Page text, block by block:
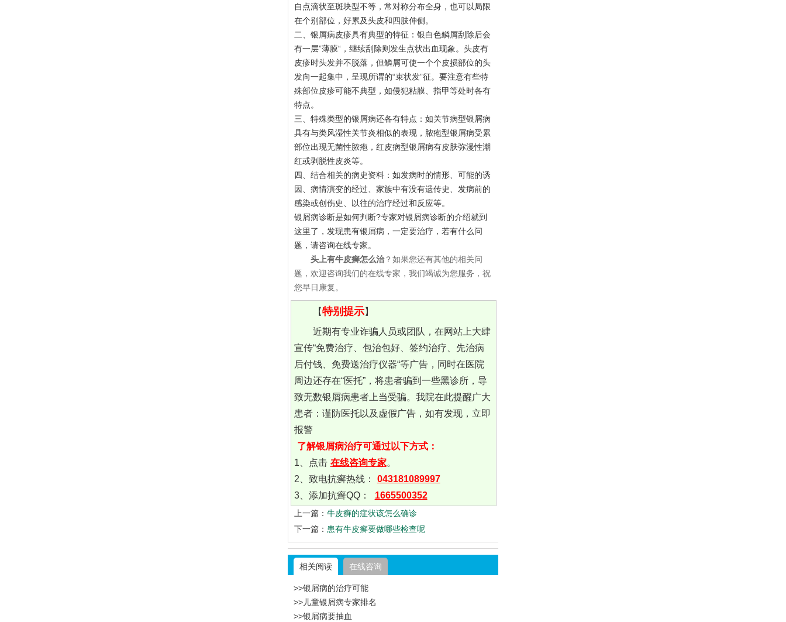
自点滴状至斑块型不等，常对称分布全身，也可以局限
在个别部位，好累及头皮和四肢伸侧。
二、银屑病皮疹具有典型的特征：银白色鳞屑刮除后会
有一层”薄膜“，继续刮除则发生点状出血现象。头皮有
皮疹时头发并不脱落，但鳞屑可使一个个皮损部位的头
发向一起集中，呈现所谓的“束状发”征。要注意有些特
殊部位皮疹可能不典型，如侵犯粘膜、指甲等处时各有
特点。
三、特殊类型的银屑病还各有特点：如关节病型银屑病
具有与类风湿性关节炎相似的表现，脓疱型银屑病受累
部位出现无菌性脓疱，红皮病型银屑病有皮肤弥漫性潮
红或剥脱性皮炎等。
四、结合相关的病史资料：如发病时的情形、可能的诱
因、病情演变的经过、家族中有没有遗传史、发病前的
感染或创伤史、以往的治疗经过和反应等。
银屑病诊断是如何判断?专家对银屑病诊断的介绍就到
这里了，发现患有银屑病，一定要治疗，若有什么问
题，请咨询在线专家。
头上有牛皮癣怎么治？如果您还有其他的相关问
题，欢迎咨询我们的在线专家，我们竭诚为您服务，祝
您早日康复。
【特别提示】
近期有专业诈骗人员或团队，在网站上大肆
宣传“免费治疗、包治包好、签约治疗、先治病
后付钱、免费送治疗仪器“等广告，同时在医院
周边还存在“医托”，将患者骗到一些黑诊所，导
致无数银屑病患者上当受骗。我院在此提醒广大
患者：谨防医托以及虚假广告，如有发现，立即
报警
了解银屑病治疗可通过以下方式：
1、点击 在线咨询专家。
2、致电抗癣热线：
043181089997
3、添加抗癣QQ：
1665500352
上一篇： 牛皮癣的症状该怎么确诊
下一篇： 患有牛皮癣要做哪些检查呢
相关阅读 在线咨询
>>银屑病的治疗可能
>>儿童银屑病专家排名
>>银屑病要抽血